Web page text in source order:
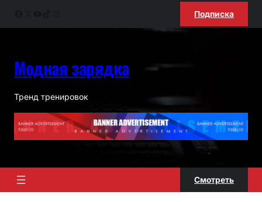
Подписка
Модная зарядка
Тренд тренировок
Смотреть